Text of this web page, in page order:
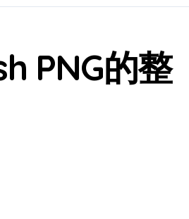
PNG的整